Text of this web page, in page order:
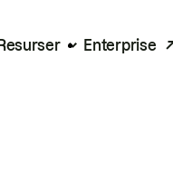
Resurser Enterprise